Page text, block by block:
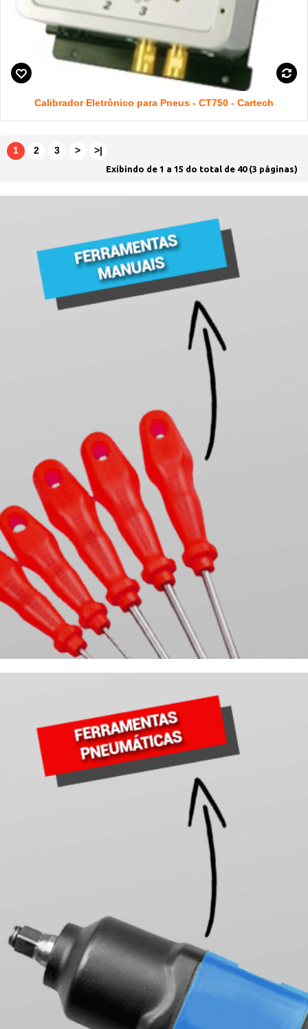
Calibrador Eletrônico para Pneus - CT750 - Cartech
1 2 3 > >|
Exibindo de 1 a 15 do total de 40 (3 páginas)